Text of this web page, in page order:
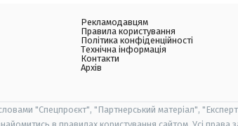
Рекламодавцям
Правила користування
Політика конфіденційності
Технічна інформація
Контакти
Архів
"Спецпроєкт", "Партнерський матеріал",